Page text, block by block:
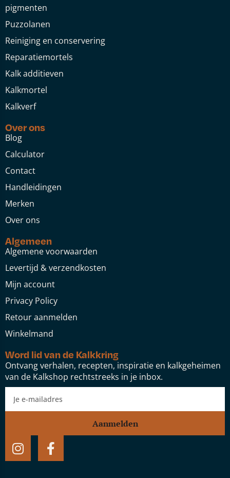
pigmenten
Puzzolanen
Reiniging en conservering
Reparatiemortels
Kalk additieven
Kalkmortel
Kalkverf
Over ons
Blog
Calculator
Contact
Handleidingen
Merken
Over ons
Algemeen
Algemene voorwaarden
Levertijd & verzendkosten
Mijn account
Privacy Policy
Retour aanmelden
Winkelmand
Word lid van de Kalkkring
Ontvang verhalen, recepten, inspiratie en kalkgeheimen
van de Kalkshop rechtstreeks in je inbox.
Aanmelden